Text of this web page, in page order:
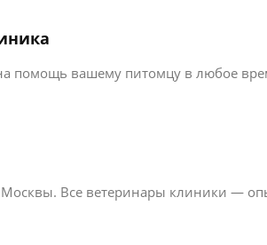
вашему питомцу в любое
Москвы. Все ветеринары клиники —